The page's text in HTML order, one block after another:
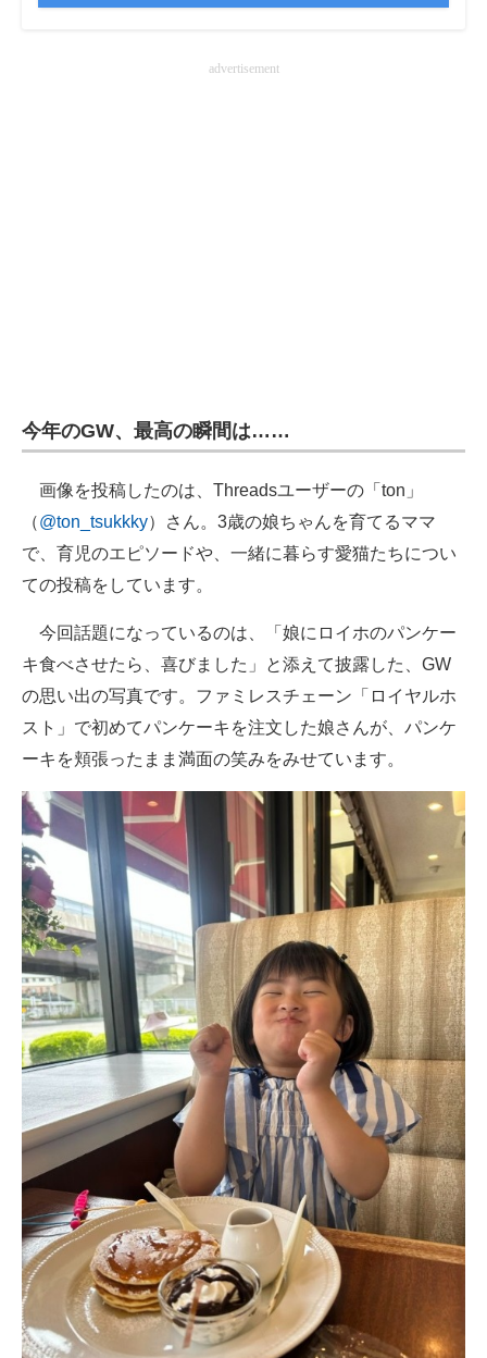
エレクトロニクス専門サイト
advertisement
今年のGW、最高の瞬間は……
画像を投稿したのは、Threadsユーザーの「ton」
（@ton_tsukkky）さん。3歳の娘ちゃんを育てるママ
で、育児のエピソードや、一緒に暮らす愛猫たちについ
ての投稿をしています。
今回話題になっているのは、「娘にロイホのパンケー
キ食べさせたら、喜びました」と添えて披露した、GW
の思い出の写真です。ファミレスチェーン「ロイヤルホ
スト」で初めてパンケーキを注文した娘さんが、パンケ
ーキを頬張ったまま満面の笑みをみせています。